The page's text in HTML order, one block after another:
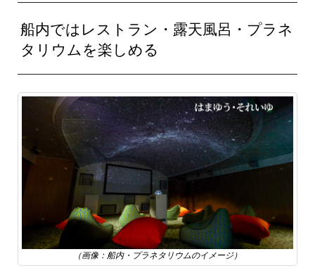
船内ではレストラン・露天風呂・プラネ
タリウムを楽しめる
（画像：船内・プラネタリウムのイメージ）